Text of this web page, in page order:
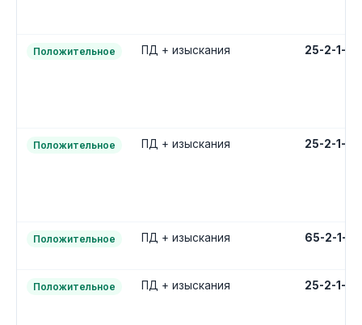
Положительное ПД + изыскания 25-2-1-
Положительное ПД + изыскания 25-2-1-
Положительное ПД + изыскания 65-2-1-
Положительное ПД + изыскания 25-2-1-